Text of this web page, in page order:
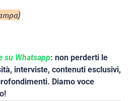
su Whatsapp: non perderti le
interviste, contenuti esclusivi,
Diamo voce